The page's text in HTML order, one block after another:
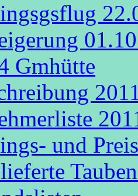
Gmhütte
und